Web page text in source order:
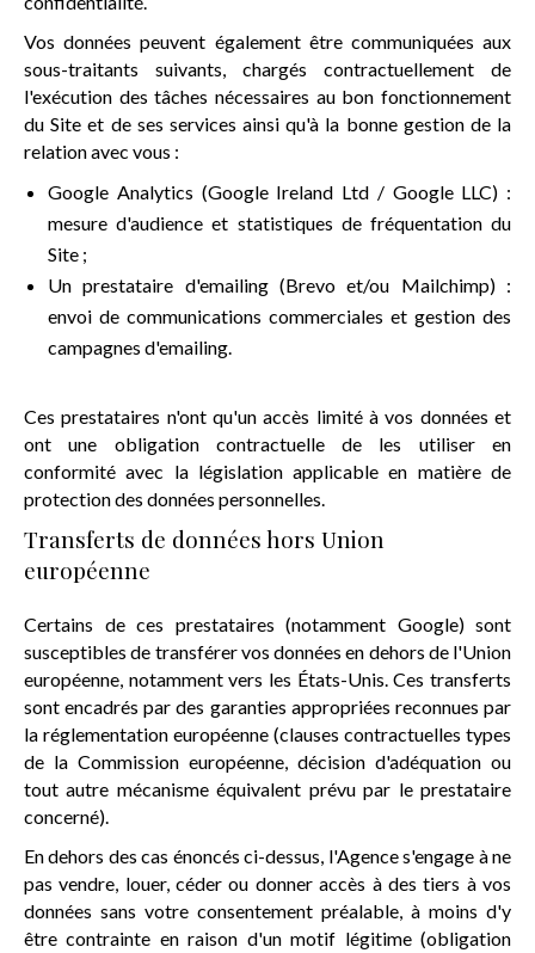
Vos données peuvent également être communiquées aux
sous-traitants suivants, chargés contractuellement de
l'exécution des tâches nécessaires au bon fonctionnement
du Site et de ses services ainsi qu'à la bonne gestion de la
relation avec vous :
Google Analytics (Google Ireland Ltd / Google LLC) :
mesure d'audience et statistiques de fréquentation du
Site ;
Un prestataire d'emailing (Brevo et/ou Mailchimp) :
envoi de communications commerciales et gestion des
campagnes d'emailing.
Ces prestataires n'ont qu'un accès limité à vos données et
ont une obligation contractuelle de les utiliser en
conformité avec la législation applicable en matière de
protection des données personnelles.
Transferts de données hors Union
européenne
Certains de ces prestataires (notamment Google) sont
susceptibles de transférer vos données en dehors de l'Union
européenne, notamment vers les États-Unis. Ces transferts
sont encadrés par des garanties appropriées reconnues par
la réglementation européenne (clauses contractuelles types
de la Commission européenne, décision d'adéquation ou
tout autre mécanisme équivalent prévu par le prestataire
concerné).
En dehors des cas énoncés ci-dessus, l'Agence s'engage à ne
pas vendre, louer, céder ou donner accès à des tiers à vos
données sans votre consentement préalable, à moins d'y
être contrainte en raison d'un motif légitime (obligation